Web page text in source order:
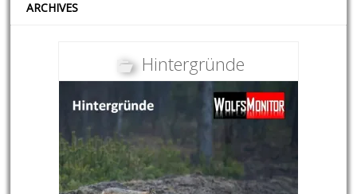
ARCHIVES
Hintergründe